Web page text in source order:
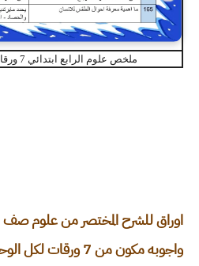
ملخص علوم الرابع ابتدائي 7 ورقات يشمل كل الوحدات
اوراق للشرح المختصر من علوم صف
واجوبه مكون من 7